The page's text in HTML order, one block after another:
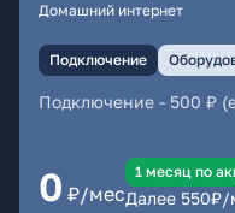
Домашний интернет
Подключение
Подключение - 500 ₽
0 ₽/мес
1 месяц по
Далее 550₽/